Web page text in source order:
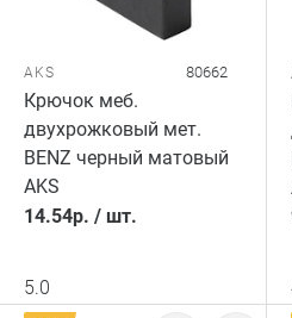
AKS 80662
Крючок меб.
двухрожковый мет.
BENZ черный матовый
AKS
14.54р. / шт.
5.0